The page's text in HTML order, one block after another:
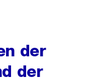
der
der